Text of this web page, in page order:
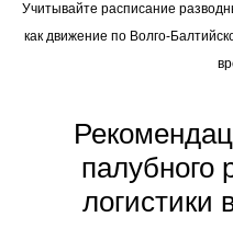
Учитывайте расписание
как движение по Волго-
палубного
логистики